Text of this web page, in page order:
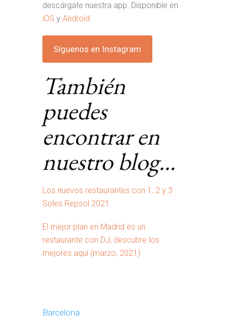
descárgate nuestra app. Disponible en
iOS y Android
Síguenos en Instagram
También
puedes
encontrar en
nuestro blog…
Los nuevos restaurantes con 1, 2 y 3
Soles Repsol 2021
El mejor plan en Madrid es un
restaurante con DJ, descubre los
mejores aquí (marzo, 2021)
Barcelona